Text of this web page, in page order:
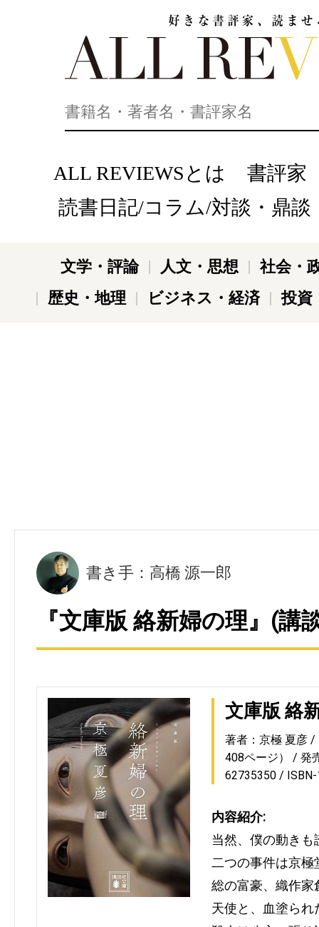
ALL REVIEWSとは
書評家
読書日記/コラム/対談・鼎談
文学・評論 人文・思想
社会・
歴史・地理
ビジネス・経済 投資
書き手：高橋 源一郎
『文庫版 絡新婦の理』(講
文庫版 絡
著者：京極 夏彦
408ページ）
発
62735350
内容紹介:
当然、僕の動き
二つの事件は京
総の富豪、織作家
天使と、血塗ら